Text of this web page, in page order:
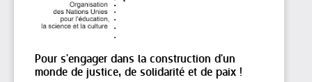
Pour s'engager dans la construction d'un
monde de justice, de solidarité et de paix !